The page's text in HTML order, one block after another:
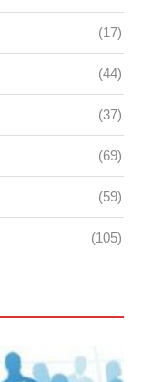
(17)
(44)
(37)
(69)
(59)
(105)